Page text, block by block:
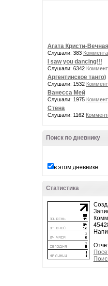
Агата Кристи-
Слушали: 383
I saw you dancing!!!
Слушали: 6342
Аргентинское танго)
Слушали: 1532
Ванесса Мей
Слушали: 1975
Стена
Слушали: 1162
Поиск по дневнику
в этом дневнике
Статистика